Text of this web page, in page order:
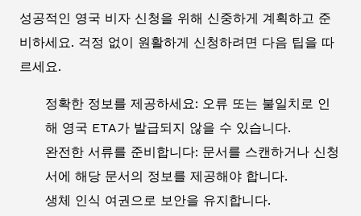
성공적인 영국 비자 신청을 위해 신중하게 계획하고 준
비하세요. 걱정 없이 원활하게 신청하려면 다음 팁을 따
르세요.
정확한 정보를 제공하세요: 오류 또는 불일치로 인
해 영국 ETA가 발급되지 않을 수 있습니다.
완전한 서류를 준비합니다: 문서를 스캔하거나 신청
서에 해당 문서의 정보를 제공해야 합니다.
생체 인식 여권으로 보안을 유지합니다.